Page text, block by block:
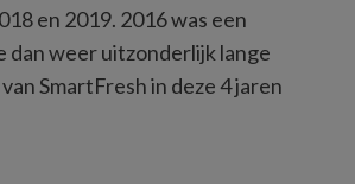
en 2019. 2016 was een
dan weer uitzonderlijk lange
SmartFresh in deze 4 jaren